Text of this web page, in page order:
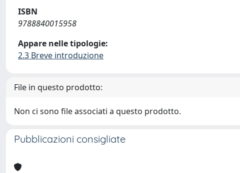
ISBN
9788840015958
Appare nelle tipologie:
2.3 Breve introduzione
File in questo prodotto:
Non ci sono file associati a questo prodotto.
Pubblicazioni consigliate